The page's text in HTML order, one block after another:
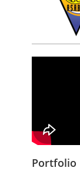
Portfolio